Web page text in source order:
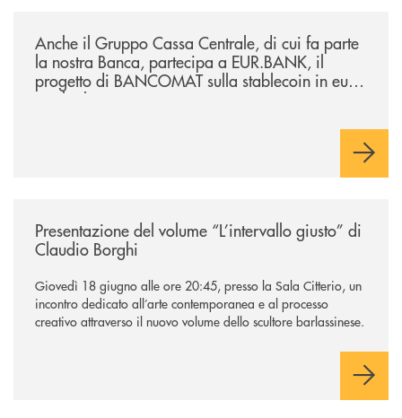
Anche il Gruppo Cassa Centrale, di cui fa parte
la nostra Banca, partecipa a EUR.BANK, il
progetto di BANCOMAT sulla stablecoin in euro
e sul relativo ecosistema
Presentazione del volume “L’intervallo giusto” di
Claudio Borghi
Giovedì 18 giugno alle ore 20:45, presso la Sala Citterio, un
incontro dedicato all’arte contemporanea e al processo
creativo attraverso il nuovo volume dello scultore barlassinese.